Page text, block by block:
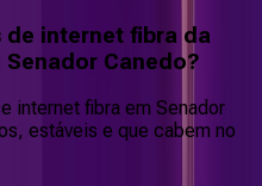
de internet fibra da
Canedo?
internet fibra em Senador
estáveis e que cabem no